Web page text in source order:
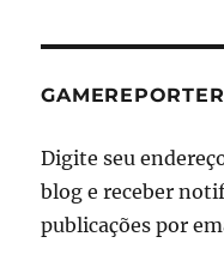
Digite seu
blog e receber
publicações por